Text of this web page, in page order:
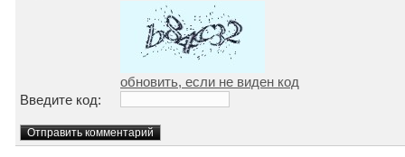
обновить, если не виден код
Введите код: